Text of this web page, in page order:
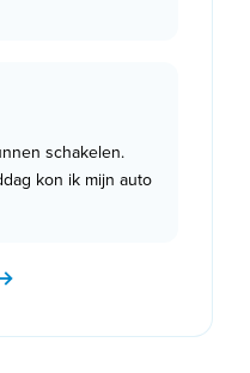
schakelen.
kon ik mijn auto